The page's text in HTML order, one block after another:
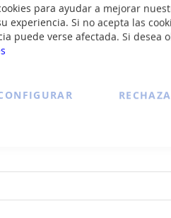
para ayudar a mejorar
experiencia. Si no acepta las
puede verse afectada. Si desea
Garmin LILY 2